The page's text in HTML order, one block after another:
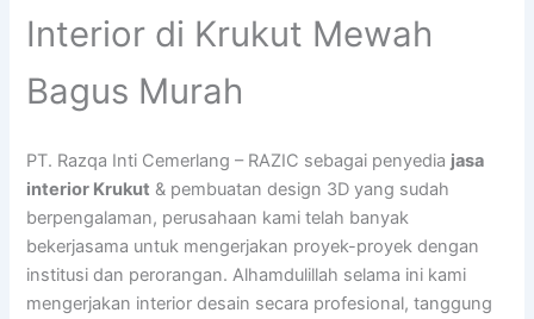
Interior di Krukut Mewah
Bagus Murah
PT. Razqa Inti Cemerlang – RAZIC sebagai penyedia jasa
interior Krukut & pembuatan design 3D yang sudah
berpengalaman, perusahaan kami telah banyak
bekerjasama untuk mengerjakan proyek-proyek dengan
institusi dan perorangan. Alhamdulillah selama ini kami
mengerjakan interior desain secara profesional, tanggung